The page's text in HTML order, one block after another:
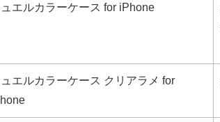
ュエルカラーケース for iPhone
エルカラーケース クリアラメ for